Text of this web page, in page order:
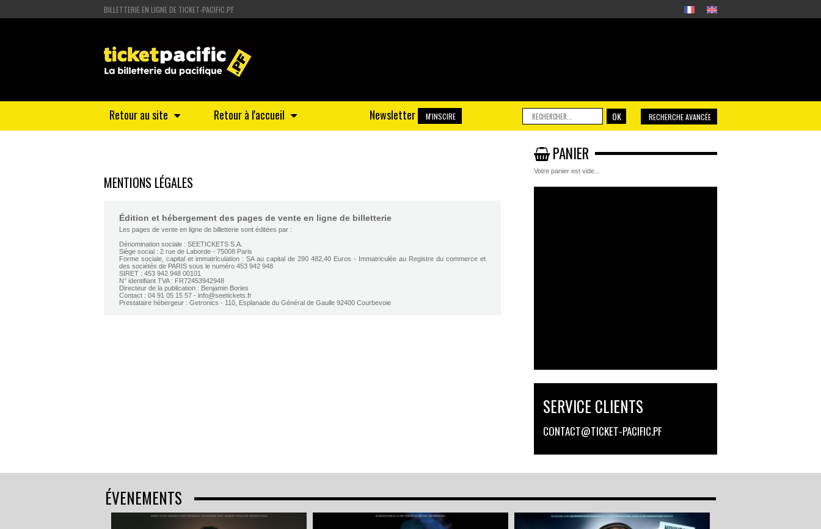
BILLETTERIE EN LIGNE DE TICKET-PACIFIC.PF
Retour à l'accueil Newsletter M'INSCIRE
Retour au site RECHERCHE AVANCÉE
OK
MENTIONS LÉGALES
Édition et hébergement des pages de vente en ligne de billetterie
Les pages de vente en ligne de billetterie sont éditées par :
Dénomination sociale : SEETICKETS S.A.
Siège social : 2 rue de Laborde - 75008 Paris
Forme sociale, capital et immatriculation : SA au capital de 290 482,40 Euros - Immatriculée au Registre du commerce et
des sociétés de PARIS sous le numéro 453 942 948
SIRET : 453 942 948 00101
N° identifiant TVA : FR72453942948
Directeur de la publication : Benjamin Bories
Contact : 04 91 05 15 57 - info@seetickets.fr
Prestataire hébergeur : Getronics - 110, Esplanade du Général de Gaulle 92400 Courbevoie
PANIER
Votre panier est vide...
CONTACT@TICKET-PACIFIC.PF
ÉVENEMENTS